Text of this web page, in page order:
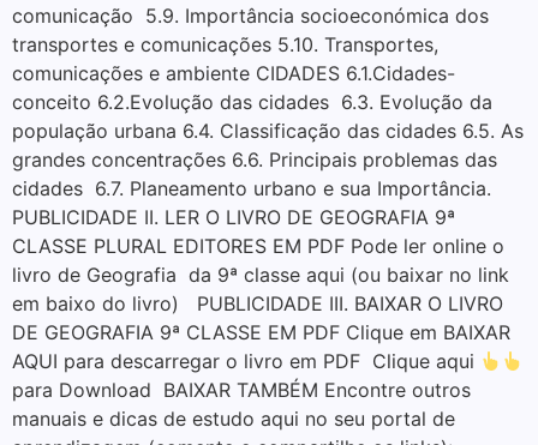
comunicação 5.9. Importância socioeconómica dos
transportes e comunicações 5.10. Transportes,
comunicações e ambiente CIDADES 6.1.Cidades-
conceito 6.2.Evolução das cidades 6.3. Evolução da
população urbana 6.4. Classificação das cidades 6.5. As
grandes concentrações 6.6. Principais problemas das
cidades 6.7. Planeamento urbano e sua Importância.
PUBLICIDADE II. LER O LIVRO DE GEOGRAFIA 9ª
CLASSE PLURAL EDITORES EM PDF Pode ler online o
livro de Geografia da 9ª classe aqui (ou baixar no link
em baixo do livro) PUBLICIDADE III. BAIXAR O LIVRO
DE GEOGRAFIA 9ª CLASSE EM PDF Clique em BAIXAR
AQUI para descarregar o livro em PDF Clique aqui
para Download BAIXAR TAMBÉM Encontre outros
manuais e dicas de estudo aqui no seu portal de